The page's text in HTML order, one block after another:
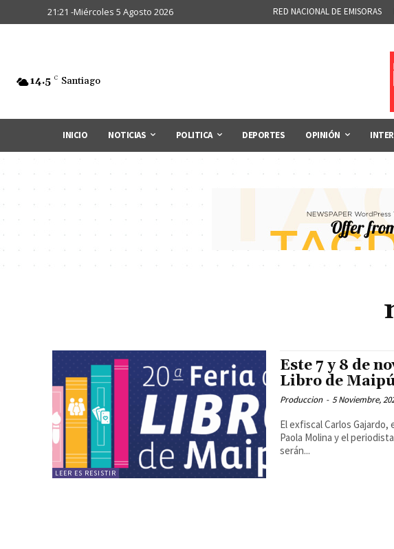
21:21 -Miércoles 5 Agosto 2026 RED NACIONAL DE EMISORAS
14.5 C Santiago
INICIO NOTICIAS POLITICA DEPORTES OPINIÓN
LEER ES RESISTIR
Este 7 y 8 de
Libro de
Produccion - 5 Noviembre,
El exfiscal Carlos
Paola Molina y el
serán...